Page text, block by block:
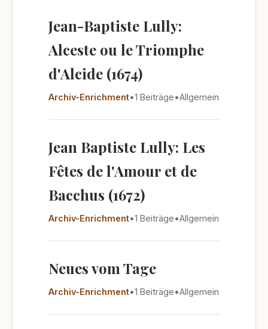
Jean-Baptiste Lully:
Alceste ou le Triomphe
d'Alcide (1674)
Archiv-Enrichment•1 Beiträge•Allgemein
Jean Baptiste Lully: Les
Fêtes de l'Amour et de
Bacchus (1672)
Archiv-Enrichment•1 Beiträge•Allgemein
Neues vom Tage
Archiv-Enrichment•1 Beiträge•Allgemein